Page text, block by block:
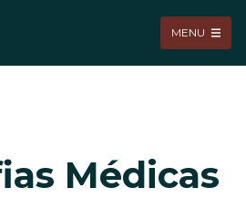
MENU
Médicas